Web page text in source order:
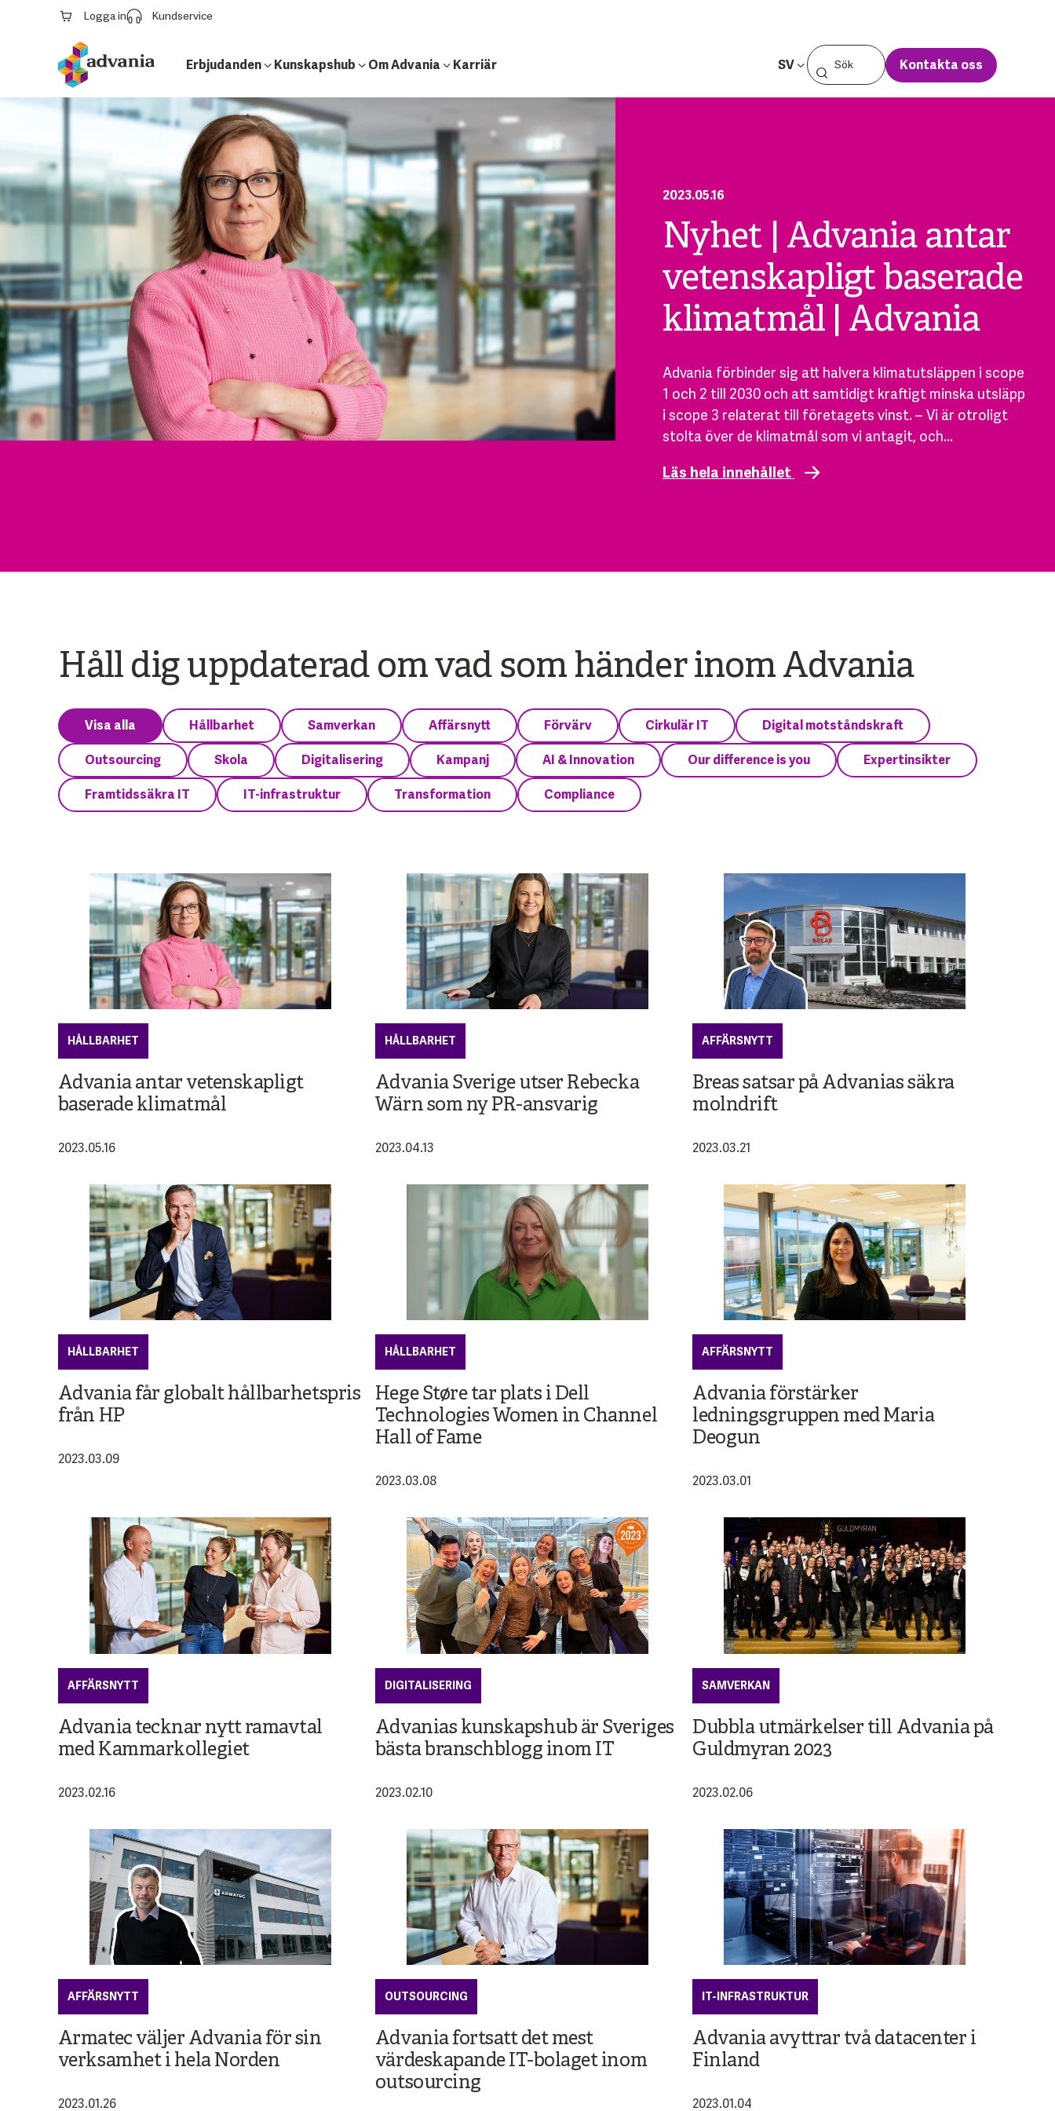
Logga in Kundservice
Erbjudanden Kunskapshub Om Advania Karriär SV Kontakta oss
2023.05.16
Nyhet | Advania antar
vetenskapligt baserade
klimatmål | Advania
Advania förbinder sig att halvera klimatutsläppen i scope
1 och 2 till 2030 och att samtidigt kraftigt minska utsläpp
i scope 3 relaterat till företagets vinst. – Vi är otroligt
stolta över de klimatmål som vi antagit, och...
Läs hela innehållet
Håll dig uppdaterad om vad som händer inom Advania
Visa alla Hållbarhet Samverkan Affärsnytt Förvärv Cirkulär IT Digital motståndskraft
Outsourcing Skola Digitalisering Kampanj AI & Innovation Our difference is you Expertinsikter
Framtidssäkra IT IT-infrastruktur Transformation Compliance
HÅLLBARHET
Advania antar vetenskapligt
baserade klimatmål
2023.05.16
HÅLLBARHET
Advania Sverige utser Rebecka
Wärn som ny PR-ansvarig
2023.04.13
AFFÄRSNYTT
Breas satsar på Advanias säkra
molndrift
2023.03.21
HÅLLBARHET
Advania får globalt hållbarhetspris
från HP
2023.03.09
HÅLLBARHET
Hege Støre tar plats i Dell
Technologies Women in Channel
Hall of Fame
2023.03.08
AFFÄRSNYTT
Advania förstärker
ledningsgruppen med Maria
Deogun
2023.03.01
AFFÄRSNYTT
Advania tecknar nytt ramavtal
med Kammarkollegiet
2023.02.16
DIGITALISERING
Advanias kunskapshub är Sveriges
bästa branschblogg inom IT
2023.02.10
SAMVERKAN
Dubbla utmärkelser till Advania på
Guldmyran 2023
2023.02.06
AFFÄRSNYTT
Armatec väljer Advania för sin
verksamhet i hela Norden
2023.01.26
OUTSOURCING
Advania fortsatt det mest
värdeskapande IT-bolaget inom
outsourcing
IT-INFRASTRUKTUR
Advania avyttrar två datacenter i
Finland
2023.01.04